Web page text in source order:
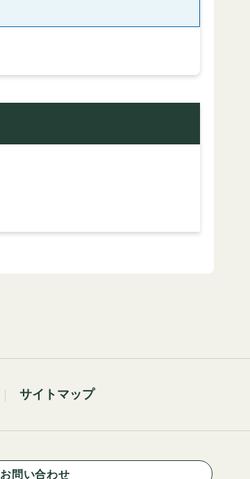
サイトマップ
お問い合わせ